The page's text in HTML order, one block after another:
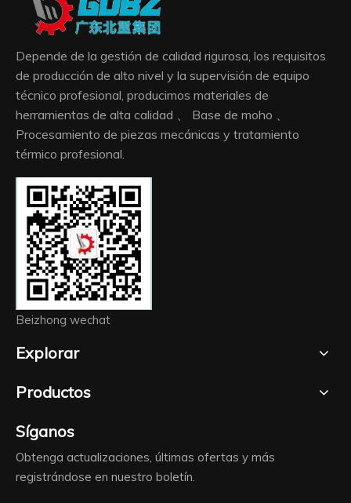
Depende de la gestión de calidad rigurosa, los requisitos
de producción de alto nivel y la supervisión de equipo
técnico profesional, producimos materiales de
herramientas de alta calidad 、 Base de moho 、
Procesamiento de piezas mecánicas y tratamiento
térmico profesional.
Beizhong wechat
Explorar
Productos
Síganos
Obtenga actualizaciones, últimas ofertas y más
registrándose en nuestro boletín.